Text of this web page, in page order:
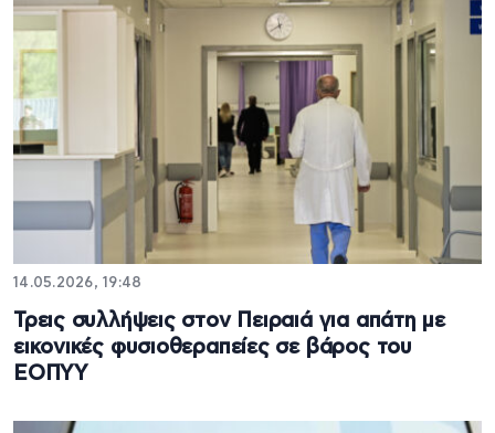
14.05.2026, 19:48
Τρεις συλλήψεις στον Πειραιά για απάτη με
εικονικές φυσιοθεραπείες σε βάρος του
ΕΟΠΥΥ